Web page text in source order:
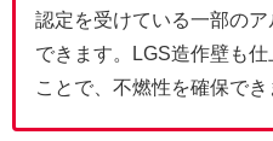
認定を受けている一部の
できます。LGS造作壁も
ことで、不燃性を確保でき